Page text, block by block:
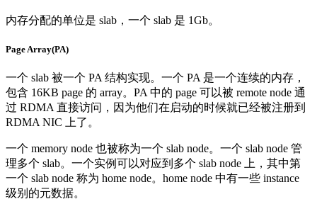
内存分配的单位是 slab，一个 slab 是 1Gb。
Page Array(PA)
一个 slab 被一个 PA 结构实现。一个 PA 是一个连续的内存，
包含 16KB page 的 array。PA 中的 page 可以被 remote node 通
过 RDMA 直接访问，因为他们在启动的时候就已经被注册到
RDMA NIC 上了。
一个 memory node 也被称为一个 slab node。一个 slab node 管
理多个 slab。一个实例可以对应到多个 slab node 上，其中第
一个 slab node 称为 home node。home node 中有一些 instance
级别的元数据。